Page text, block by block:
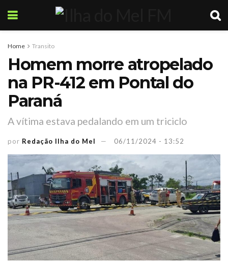
Home Transito
Homem morre atropelado
na PR-412 em Pontal do
Paraná
A vítima estava pedalando em um triciclo
por Redação Ilha do Mel 06/11/2024 - 13:52